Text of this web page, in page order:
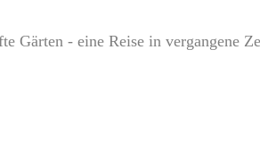
Gärten - eine Reise in vergangene